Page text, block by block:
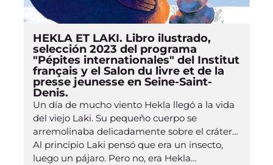
HEKLA ET LAKI. Libro ilustrado,
selección 2023 del programa
"Pépites internationales" del Institut
français y el Salon du livre et de la
presse jeunesse en Seine-Saint-
Denis.
Un día de mucho viento Hekla llegó a la vida
del viejo Laki. Su pequeño cuerpo se
arremolinaba delicadamente sobre el cráter…
Al principio Laki pensó que era un insecto,
luego un pájaro. Pero no, era Hekla…